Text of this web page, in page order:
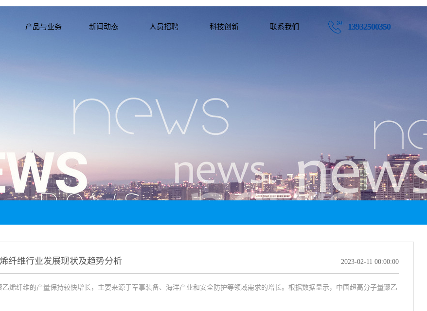
产品与业务 新闻动态 人员招聘 科技创新 联系我们 13932500350
纤维行业发展现状及趋势分析 2023-02-11 00:00:00
烯纤维的产量保持较快增长，主要来源于军事装备、海洋产业和安全防护等领域需求的增长。根据数据显示，中国超高分子量聚乙